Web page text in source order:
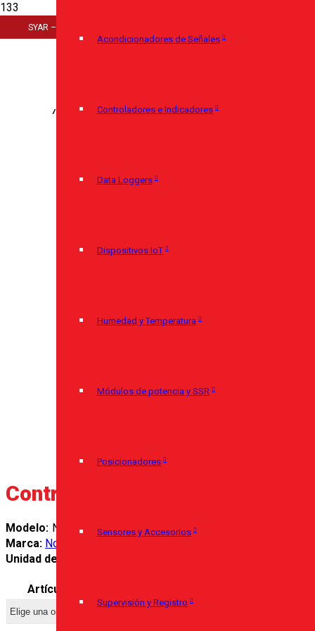
SYAR – Cerro Largo 920 – 11100 Montevideo – (+598) 29085350
Acondicionadores de Señales
Controladores e Indicadores
Data Loggers
Dispositivos IoT
Humedad y Temperatura
Módulos de potencia y SSR
Posicionadores
Sensores y Accesorios
Supervisión y Registro
Controlador Universal, N2000
Controlador Universal, N2000
N/D
Marca: Novus
Unidad de venta:
Artículo